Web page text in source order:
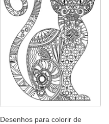
Desenhos para colorir de